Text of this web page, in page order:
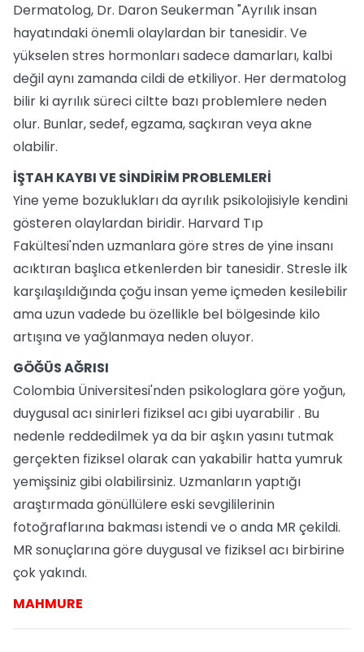
Dermatolog, Dr. Daron Seukerman "Ayrılık insan
hayatındaki önemli olaylardan bir tanesidir. Ve
yükselen stres hormonları sadece damarları, kalbi
değil aynı zamanda cildi de etkiliyor. Her dermatolog
bilir ki ayrılık süreci ciltte bazı problemlere neden
olur. Bunlar, sedef, egzama, saçkıran veya akne
olabilir.
İŞTAH KAYBI VE SİNDİRİM PROBLEMLERİ
Yine yeme bozuklukları da ayrılık psikolojisiyle kendini
gösteren olaylardan biridir. Harvard Tıp
Fakültesi'nden uzmanlara göre stres de yine insanı
acıktıran başlıca etkenlerden bir tanesidir. Stresle ilk
karşılaşıldığında çoğu insan yeme içmeden kesilebilir
ama uzun vadede bu özellikle bel bölgesinde kilo
artışına ve yağlanmaya neden oluyor.
GÖĞÜS AĞRISI
Colombia Üniversitesi'nden psikologlara göre yoğun,
duygusal acı sinirleri fiziksel acı gibi uyarabilir . Bu
nedenle reddedilmek ya da bir aşkın yasını tutmak
gerçekten fiziksel olarak can yakabilir hatta yumruk
yemişsiniz gibi olabilirsiniz. Uzmanların yaptığı
araştırmada gönüllülere eski sevgililerinin
fotoğraflarına bakması istendi ve o anda MR çekildi.
MR sonuçlarına göre duygusal ve fiziksel acı birbirine
çok yakındı.
MAHMURE